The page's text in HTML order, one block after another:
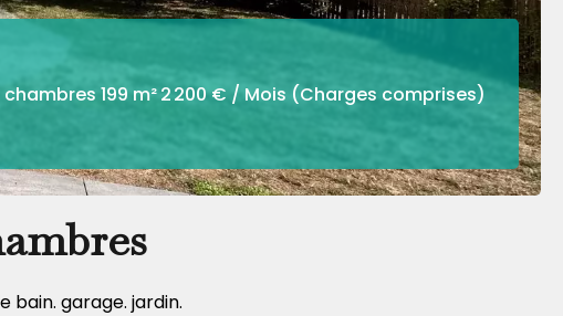
chambres 199 m²2 200 € / Mois (Charges comprises)
bain. garage. jardin.